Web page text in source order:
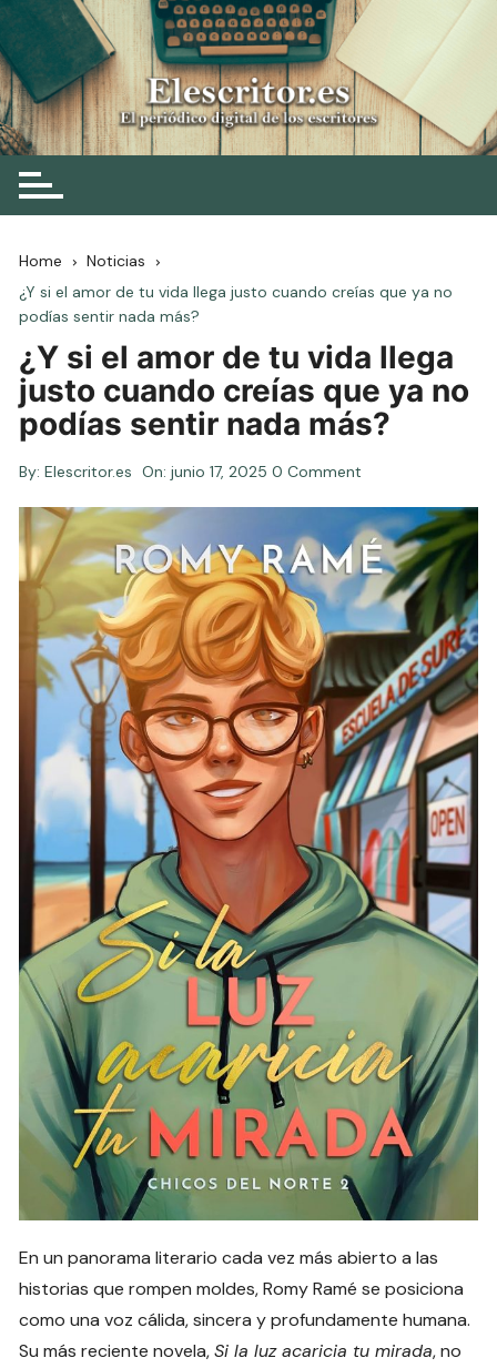
Skip
to
content
Elescritor.es
El periódico digital de los escritores
Home
Noticias
¿Y si el amor de tu vida llega justo cuando creías que ya no
podías sentir nada más?
¿Y si el amor de tu vida llega
justo cuando creías que ya no
podías sentir nada más?
By: Elescritor.es On:junio 17, 2025 0 Comment
En un panorama literario cada vez más abierto a las
historias que rompen moldes, Romy Ramé se posiciona
como una voz cálida, sincera y profundamente humana.
Su más reciente novela,Si la luz acaricia tu mirada, no